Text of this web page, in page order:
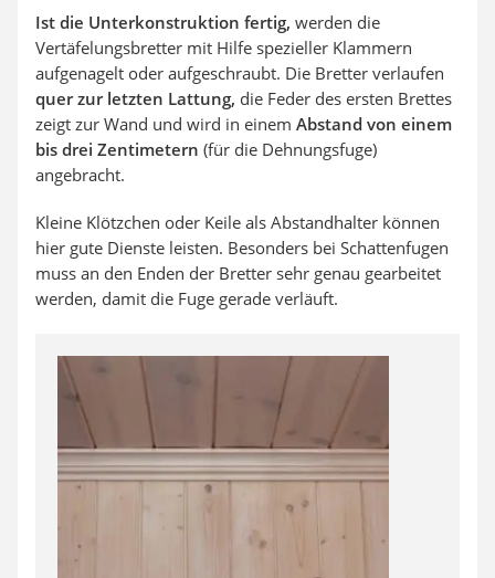
Ist die Unterkonstruktion fertig, werden die
Vertäfelungsbretter mit Hilfe spezieller Klammern
aufgenagelt oder aufgeschraubt. Die Bretter verlaufen
quer zur letzten Lattung, die Feder des ersten Brettes
zeigt zur Wand und wird in einem Abstand von einem
bis drei Zentimetern (für die Dehnungsfuge)
angebracht.
Kleine Klötzchen oder Keile als Abstandhalter können
hier gute Dienste leisten. Besonders bei Schattenfugen
muss an den Enden der Bretter sehr genau gearbeitet
werden, damit die Fuge gerade verläuft.